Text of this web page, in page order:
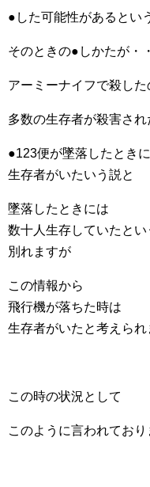
●した可能性があるとい
そのときの●しかたが・
アーミーナイフで殺した
多数の生存者が殺害さ
●123便が墜落したときに
生存者がいたいう説と
墜落したときには
数十人生存していたとい
別れますが
この情報から
飛行機が落ちた時は
生存者がいたと考えられ
この時の状況として
このように言われており